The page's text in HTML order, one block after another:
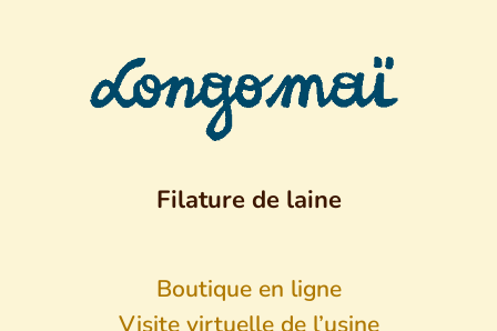
Filature de laine
Boutique en ligne
Visite virtuelle de l’usine